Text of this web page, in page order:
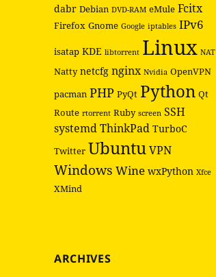
dabr Debian DVD-RAM eMule Fcitx
Firefox Gnome Google iptables IPv6
isatap KDE libtorrent Linux NAT
Natty netcfg nginx Nvidia OpenVPN
pacman PHP PyQt Python Qt
Route rtorrent Ruby screen SSH
systemdThinkPad TurboC
Twitter UbuntuVPN
Windows Wine wxPython Xfce
XMind
ARCHIVES